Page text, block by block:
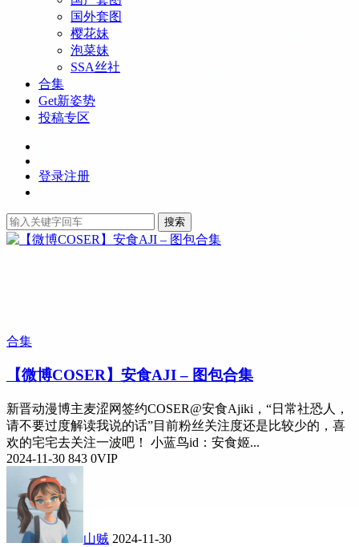
国外套图
樱花妹
泡菜妹
SSA丝社
合集
Get新姿势
投稿专区
登录注册
搜索
合集
【微博COSER】安食AJI – 图包合集
新晋动漫博主麦涩网签约COSER@安食Ajiki，“日常社恐人，
请不要过度解读我说的话”目前粉丝关注度还是比较少的，喜
欢的宅宅去关注一波吧！ 小蓝鸟id：安食姬...
2024-11-30 843 0VIP
山贼 2024-11-30